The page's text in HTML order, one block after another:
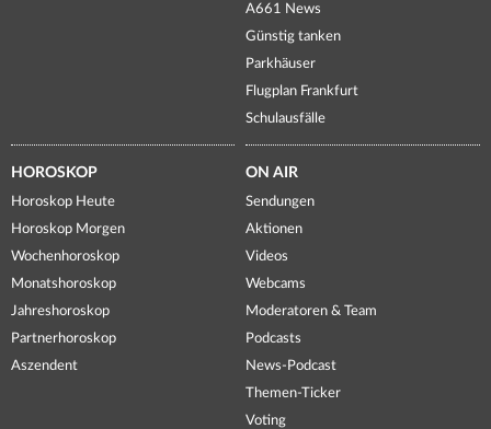
A661 News
Günstig tanken
Parkhäuser
Flugplan Frankfurt
Schulausfälle
HOROSKOP
Horoskop Heute
Horoskop Morgen
Wochenhoroskop
Monatshoroskop
Jahreshoroskop
Partnerhoroskop
Aszendent
ON AIR
Sendungen
Aktionen
Videos
Webcams
Moderatoren & Team
Podcasts
News-Podcast
Themen-Ticker
Voting